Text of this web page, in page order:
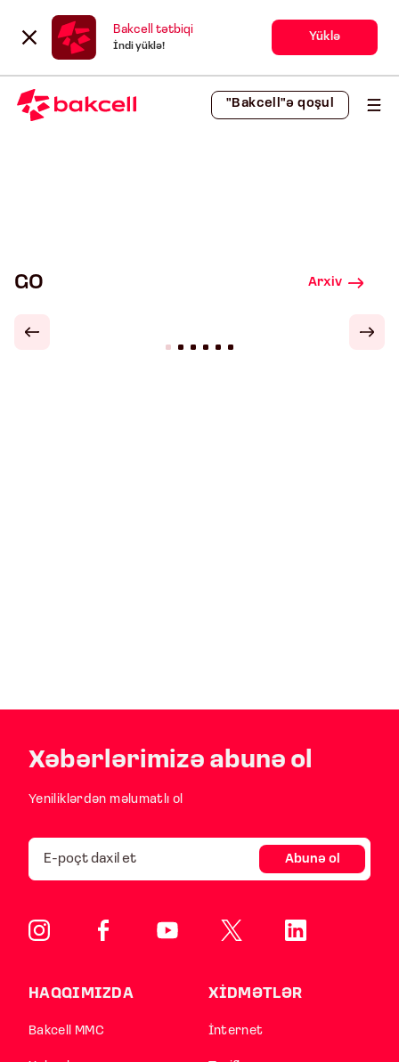
Bakcell tətbiqi
İndi yüklə!
Yüklə
"Bakcell"ə qoşul
GO Arxiv
Xəbərlərimizə abunə ol
Yeniliklərdən məlumatlı ol
Abunə ol
HAQQIMIZDA
Bakcell MMC
XİDMƏTLƏR
İnternet